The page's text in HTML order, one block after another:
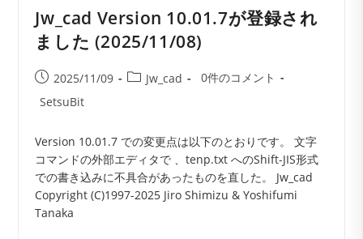
Jw_cad Version 10.01.7が登録され
ました (2025/11/08)
投
公
日:
2025/11/09
投
ゴ
リ
ー:
Jw_cad
投
ン
ト:
0件のコメント
投
SetsuBit
Version 10.01.7 での変更点は以下のとおりです。 文字
コマンドの外部エディタで 、tenp.txt へのShift-JIS形式
での書き込みに不具合があったものを直した。 Jw_cad
Copyright (C)1997-2025 Jiro Shimizu & Yoshifumi
Tanaka